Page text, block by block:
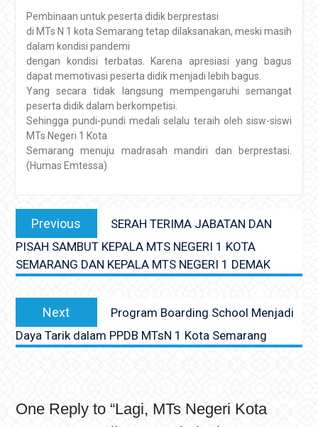
Pembinaan untuk peserta didik berprestasi
di MTs N 1 kota Semarang tetap dilaksanakan, meski masih
dalam kondisi pandemi
dengan kondisi terbatas. Karena apresiasi yang bagus
dapat memotivasi peserta didik menjadi lebih bagus.
Yang secara tidak langsung mempengaruhi semangat
peserta didik dalam berkompetisi.
Sehingga pundi-pundi medali selalu teraih oleh sisw-siswi
MTs Negeri 1 Kota
Semarang menuju madrasah mandiri dan berprestasi.
(Humas Emtessa)
Navigasi
posPrevious
post:
SERAH TERIMA JABATAN DAN
PISAH SAMBUT KEPALA MTS NEGERI 1 KOTA
SEMARANG DAN KEPALA MTS NEGERI 1 DEMAK
Next
post:
Program Boarding School Menjadi
Daya Tarik dalam PPDB MTsN 1 Kota Semarang
One Reply to “Lagi, MTs Negeri Kota